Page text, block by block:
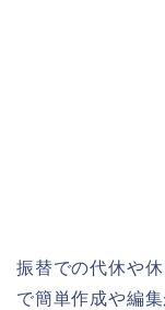
振替での代休や
で簡単作成や編